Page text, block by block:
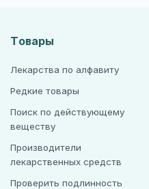
Товары
Лекарства по алфавиту
Редкие товары
Поиск по действующему
веществу
Производители
лекарственных средств
Проверить подлинность